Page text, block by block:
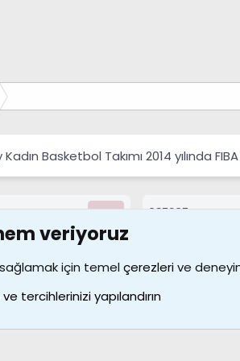
Basketbol Takımı 2014 yılında
687207
Taraftar Platformu
veriyoruz
sağlamak için temelçerezlerive
tercihlerinizi yapılandırın